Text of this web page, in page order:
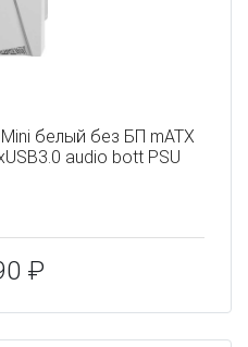
белый без БП mATX
audio bott PSU
₽